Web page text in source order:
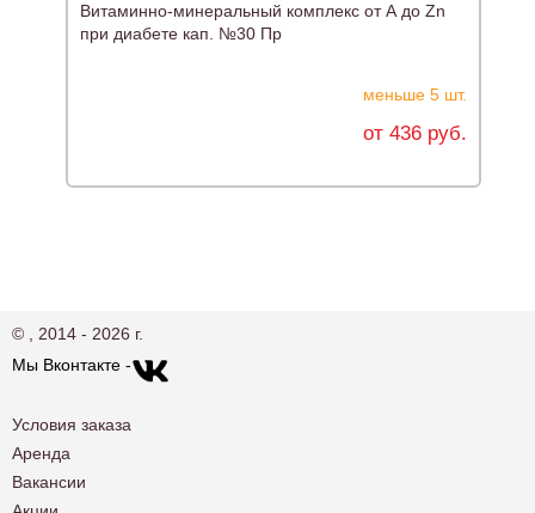
Витаминно-минеральный комплекс от А до Zn
при диабете кап. №30 Пр
меньше 5 шт.
от 436 руб.
© , 2014 - 2026 г.
Мы Вконтакте -
Условия заказа
Аренда
Вакансии